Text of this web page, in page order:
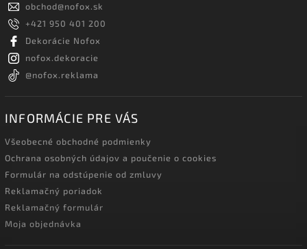
obchod@nofox.sk
+421 950 401 200
Dekorácie Nofox
nofox.dekoracie
@nofox.reklama
INFORMÁCIE PRE VÁS
Všeobecné obchodné podmienky
Ochrana osobných údajov a poučenie o cookies
Formulár na odstúpenie od zmluvy
Reklamačný poriadok
Reklamačný formulár
Moja objednávka